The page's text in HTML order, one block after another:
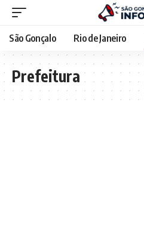
São Gonçalo Rio de Janeiro
Prefeitura